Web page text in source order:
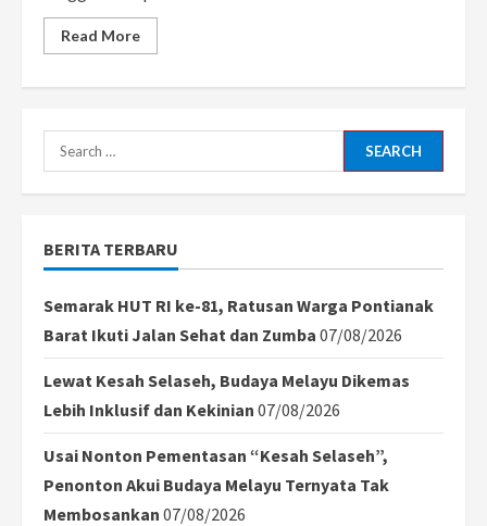
Read MoreRead
more
Selat
dalam
Search
for:
BERITA TERBARU
Semarak HUT RI ke-81, Ratusan Warga Pontianak
Barat Ikuti Jalan Sehat dan Zumba 07/08/2026
Lewat Kesah Selaseh, Budaya Melayu Dikemas
Lebih Inklusif dan Kekinian 07/08/2026
Usai Nonton Pementasan “Kesah Selaseh”,
Penonton Akui Budaya Melayu Ternyata Tak
Membosankan 07/08/2026